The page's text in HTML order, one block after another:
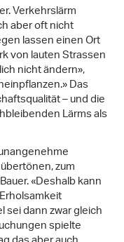
Verkehrslärm
aber oft nicht
lassen einen Ort
von lauten Strassen
nicht ändern»,
Das
– und die
Lärms als
zum
«Deshalb kann
dann zwar gleich
spielte